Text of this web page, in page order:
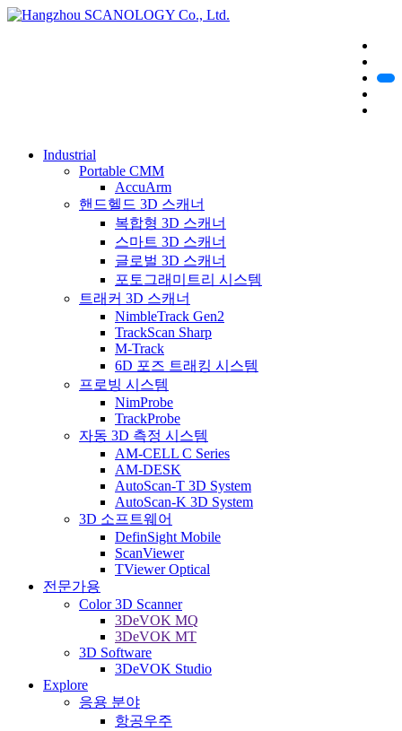
Industrial
Portable CMM
AccuArm
핸드헬드 3D 스캐너
복합형 3D 스캐너
스마트 3D 스캐너
글로벌 3D 스캐너
포토그래미트리 시스템
트래커 3D 스캐너
NimbleTrack Gen2
TrackScan Sharp
M-Track
6D 포즈 트래킹 시스템
프로빙 시스템
NimProbe
TrackProbe
자동 3D 측정 시스템
AM-CELL C Series
AM-DESK
AutoScan-T 3D System
AutoScan-K 3D System
3D 소프트웨어
DefinSight Mobile
ScanViewer
TViewer Optical
전문가용
Color 3D Scanner
3DeVOK MQ
3DeVOK MT
3D Software
3DeVOK Studio
Explore
응용 분야
항공우주